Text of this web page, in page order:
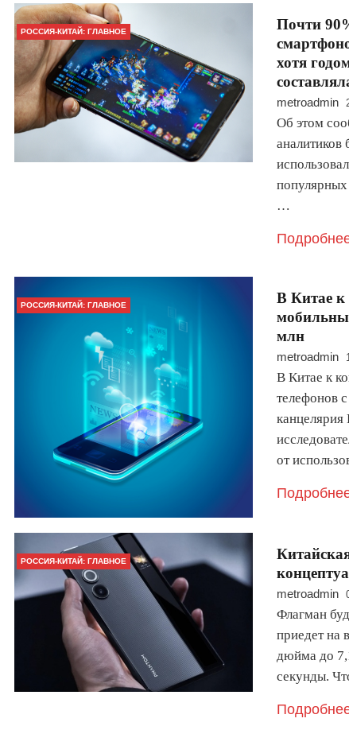
РОССИЯ-КИТАЙ: ГЛАВНОЕ
Почти
хотя
metroadmin
Об этом
аналитиков
…
РОССИЯ-КИТАЙ: ГЛАВНОЕ
В Китае к
млн
metroadmin
В Китае к
телефонов
канцелярия
от
РОССИЯ-КИТАЙ: ГЛАВНОЕ
metroadmin
Флагман
приедет на
дюйма до
секунды.